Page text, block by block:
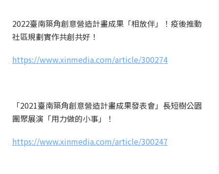
2022臺南築角創意營造計畫成果「相放伴」！疫後推動
社區規劃實作共創共好！
https://www.xinmedia.com/article/300274
「2021臺南築角創意營造計畫成果發表會」長短樹公園
團聚展演「用力做的小事」！
https://www.xinmedia.com/article/300247